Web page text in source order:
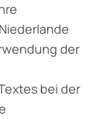
der
bei der